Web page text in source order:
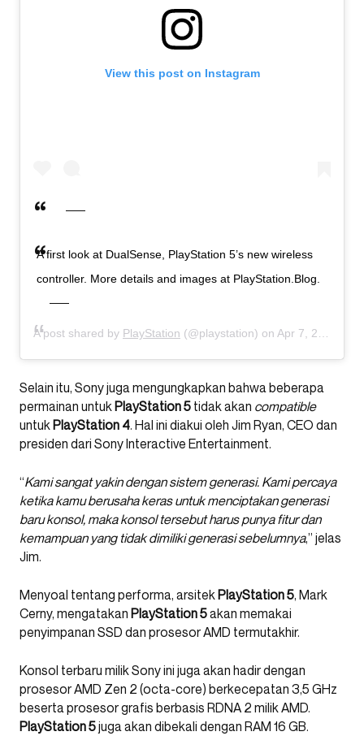
View this post on Instagram
A first look at DualSense, PlayStation 5’s new wireless
controller. More details and images at PlayStation.Blog.
A post shared by PlayStation (@playstation) on Apr 7, 2020 at 1:05pm PDT
Selain itu, Sony juga mengungkapkan bahwa beberapa
permainan untuk PlayStation5 tidak akan compatible
untuk PlayStation 4. Hal ini diakui oleh Jim Ryan, CEO dan
presiden dari Sony Interactive Entertainment.
“Kami sangat yakin dengan sistem generasi. Kami percaya
ketika kamu berusaha keras untuk menciptakan generasi
baru konsol, maka konsol tersebut harus punya fitur dan
kemampuan yang tidak dimiliki generasi sebelumnya,” jelas
Jim.
Menyoal tentang performa, arsitek PlayStation 5, Mark
Cerny, mengatakan PlayStation 5akan memakai
penyimpanan SSD dan prosesor AMD termutakhir.
Konsol terbaru milik Sony ini juga akan hadir dengan
prosesor AMD Zen 2 (octa-core) berkecepatan 3,5 GHz
beserta prosesor grafis berbasis RDNA 2 milik AMD.
PlayStation 5juga akan dibekali dengan RAM 16 GB.